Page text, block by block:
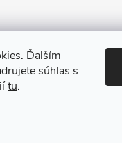
Ďalším
súhlas s
tu.
Kontakt